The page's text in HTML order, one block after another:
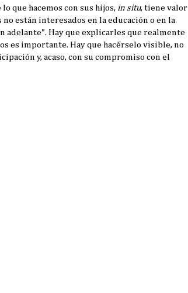
que hacemos con sus hijos, in situ, tiene valor
están interesados en la educación o en la
adelante". Hay que explicarles que realmente
es importante. Hay que hacérselo visible, no
y, acaso, con su compromiso con el